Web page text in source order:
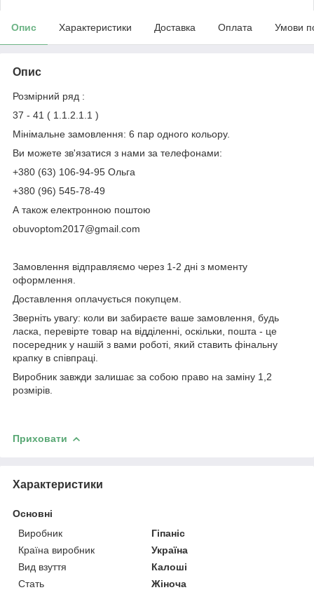
Опис Характеристики Доставка Оплата Умови
Опис
Розмірний ряд :
37 - 41 ( 1.1.2.1.1 )
Мінімальне замовлення: 6 пар одного кольору.
Ви можете зв'язатися з нами за телефонами:
+380 (63) 106-94-95 Ольга
+380 (96) 545-78-49
А також електронною поштою
obuvoptom2017@gmail.com
Замовлення відправляємо через 1-2 дні з моменту
оформлення.
Доставлення оплачується покупцем.
Зверніть увагу: коли ви забираєте ваше замовлення, будь
ласка, перевірте товар на відділенні, оскільки, пошта - це
посередник у нашій з вами роботі, який ставить фінальну
крапку в співпраці.
Виробник завжди залишає за собою право на заміну 1,2
розмірів.
Приховати
Характеристики
Основні
Виробник
Гіпаніс
Країна виробник
Україна
Вид взуття
Калоші
Стать
Жіноча